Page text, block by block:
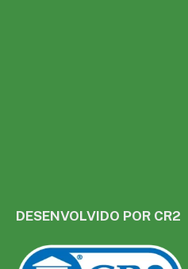
DESENVOLVIDO POR CR2